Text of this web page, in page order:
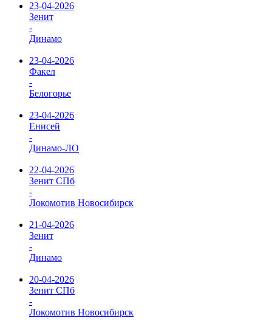
23-04-2026
Зенит
-
Динамо
23-04-2026
Факел
-
Белогорье
23-04-2026
Енисей
-
Динамо-ЛО
22-04-2026
Зенит СПб
-
Локомотив Новосибирск
21-04-2026
Зенит
-
Динамо
20-04-2026
Зенит СПб
-
Локомотив Новосибирск